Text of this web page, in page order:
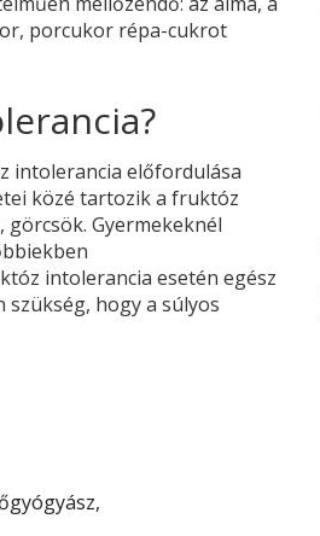
porcukor répa-cukrot
intolerancia előfordulása
közé tartozik a fruktóz
Gyermekeknél
intolerancia esetén egész
hogy a súlyos